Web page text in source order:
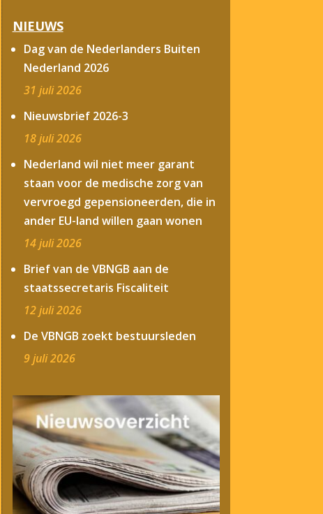
NIEUWS
Dag van de Nederlanders Buiten
Nederland 2026
31 juli 2026
Nieuwsbrief 2026-3
18 juli 2026
Nederland wil niet meer garant
staan voor de medische zorg van
vervroegd gepensioneerden, die in
ander EU-land willen gaan wonen
14 juli 2026
Brief van de VBNGB aan de
staatssecretaris Fiscaliteit
12 juli 2026
De VBNGB zoekt bestuursleden
9 juli 2026